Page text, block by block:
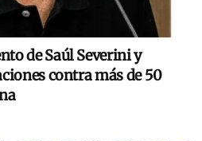
de Saúl Severini y
contra más de 50